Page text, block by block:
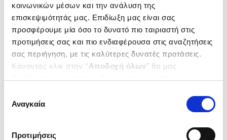
κοινωνικών μέσων και την ανάλυση της
επισκεψιμότητάς μας. Επιδίωξη μας είναι σας
προσφέρουμε μία όσο το δυνατό πιο ταιριαστή στις
προτιμήσεις σας και πιο ενδιαφέρουσα στις αναζητήσεις
σας περιήγηση, με τις καλύτερες δυνατές προτάσεις.
Κάνοντας κλικ στην ‘’Αποδοχή όλων’’ θα μας
ενδιαφέρουν και να επιλέξετε από τα παρακάτω με την
΄΄και να ενημερωθείτε σχετικά με
συγκατάθεσης
Αναγκαία
Προτιμήσεις